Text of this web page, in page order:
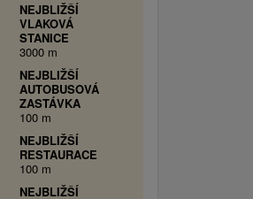
NEJBLIŽŠÍ
VLAKOVÁ
STANICE
3000 m
NEJBLIŽŠÍ
AUTOBUSOVÁ
ZASTÁVKA
100 m
NEJBLIŽŠÍ
RESTAURACE
100 m
NEJBLIŽŠÍ